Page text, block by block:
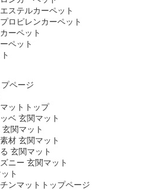
ステルカーペット
ロピレンカーペット
ーペット
ペット
ページ
ットトップ
ベ 玄関マット
玄関マット
材 玄関マット
玄関マット
ニー 玄関マット
ト
ンマットトップページ